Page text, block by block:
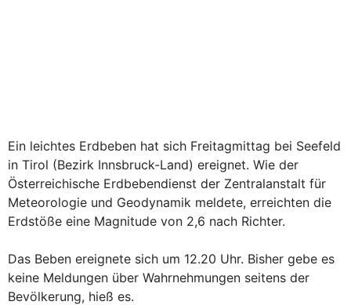
Ein leichtes Erdbeben hat sich Freitagmittag bei Seefeld
in Tirol (Bezirk Innsbruck-Land) ereignet. Wie der
Österreichische Erdbebendienst der Zentralanstalt für
Meteorologie und Geodynamik meldete, erreichten die
Erdstöße eine Magnitude von 2,6 nach Richter.
Das Beben ereignete sich um 12.20 Uhr. Bisher gebe es
keine Meldungen über Wahrnehmungen seitens der
Bevölkerung, hieß es.